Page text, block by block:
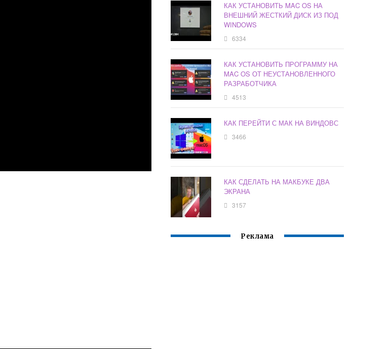
КАК УСТАНОВИТЬ MAC OS НА
ВНЕШНИЙ ЖЕСТКИЙ ДИСК ИЗ ПОД
WINDOWS
6334
КАК УСТАНОВИТЬ ПРОГРАММУ НА
MAC OS ОТ НЕУСТАНОВЛЕННОГО
РАЗРАБОТЧИКА
4513
КАК ПЕРЕЙТИ С МАК НА ВИНДОВС
3466
КАК СДЕЛАТЬ НА МАКБУКЕ ДВА
ЭКРАНА
3157
Реклама